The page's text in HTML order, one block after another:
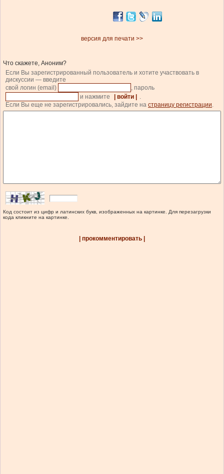
версия для печати >>
Что скажете, Аноним?
Если Вы зарегистрированный пользователь и хотите участвовать в
дискуссии — введите
свой логин (email)
, пароль
и нажмите
| войти |
.
Если Вы еще не зарегистрировались, зайдите на страницу регистрации.
Код состоит из цифр и латинских букв, изображенных на картинке. Для перезагрузки
кода кликните на картинке.
| прокомментировать |